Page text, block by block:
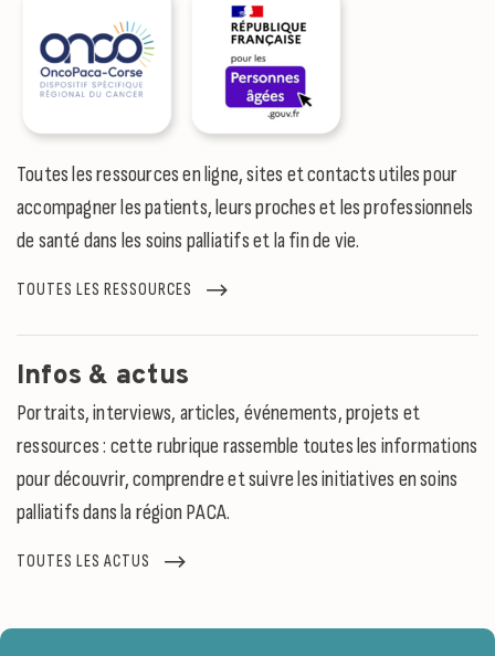
Toutes les ressources en ligne, sites et contacts utiles pour
accompagner les patients, leurs proches et les professionnels
de santé dans les soins palliatifs et la fin de vie.
TOUTES LES RESSOURCES
Infos & actus
Portraits, interviews, articles, événements, projets et
ressources : cette rubrique rassemble toutes les informations
pour découvrir, comprendre et suivre les initiatives en soins
palliatifs dans la région PACA.
TOUTES LES ACTUS